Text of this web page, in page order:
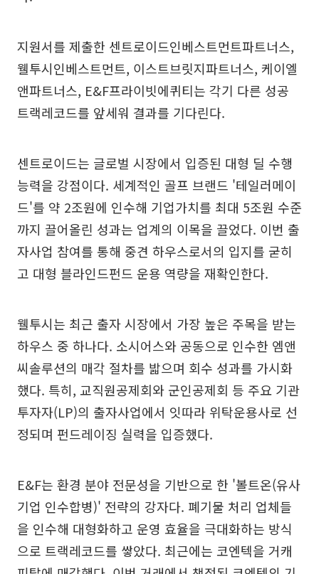
지원서를 제출한 센트로이드인베스트먼트파트너스,
웰투시인베스트먼트, 이스트브릿지파트너스, 케이엘
앤파트너스, E&F프라이빗에퀴티는 각기 다른 성공
트랙레코드를 앞세워 결과를 기다린다.
센트로이드는 글로벌 시장에서 입증된 대형 딜 수행
능력을 강점이다. 세계적인 골프 브랜드 '테일러메이
드'를 약 2조원에 인수해 기업가치를 최대 5조원 수준
까지 끌어올린 성과는 업계의 이목을 끌었다. 이번 출
자사업 참여를 통해 중견 하우스로서의 입지를 굳히
고 대형 블라인드펀드 운용 역량을 재확인한다.
웰투시는 최근 출자 시장에서 가장 높은 주목을 받는
하우스 중 하나다. 소시어스와 공동으로 인수한 엠앤
씨솔루션의 매각 절차를 밟으며 회수 성과를 가시화
했다. 특히, 교직원공제회와 군인공제회 등 주요 기관
투자자(LP)의 출자사업에서 잇따라 위탁운용사로 선
정되며 펀드레이징 실력을 입증했다.
E&F는 환경 분야 전문성을 기반으로 한 '볼트온(유사
기업 인수합병)' 전략의 강자다. 폐기물 처리 업체들
을 인수해 대형화하고 운영 효율을 극대화하는 방식
으로 트랙레코드를 쌓았다. 최근에는 코엔텍을 거캐